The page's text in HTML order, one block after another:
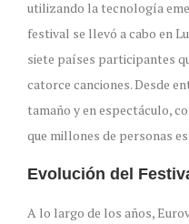
utilizando la tecnología
festival se llevó a cabo en
siete países participantes
catorce canciones. Desde
tamaño y en espectáculo,
que millones de personas
Evolución del
A lo largo de los años,